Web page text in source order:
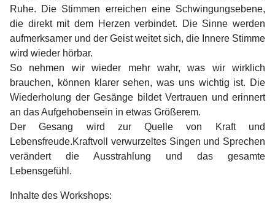
Ruhe. Die Stimmen erreichen eine Schwingungsebene,
die direkt mit dem Herzen verbindet. Die Sinne werden
aufmerksamer und der Geist weitet sich, die Innere Stimme
wird wieder hörbar.
So nehmen wir wieder mehr wahr, was wir wirklich
brauchen, können klarer sehen, was uns wichtig ist. Die
Wiederholung der Gesänge bildet Vertrauen und erinnert
an das Aufgehobensein in etwas Größerem.
Der Gesang wird zur Quelle von Kraft und
Lebensfreude.Kraftvoll verwurzeltes Singen und Sprechen
verändert die Ausstrahlung und das gesamte
Lebensgefühl.
Inhalte des Workshops: